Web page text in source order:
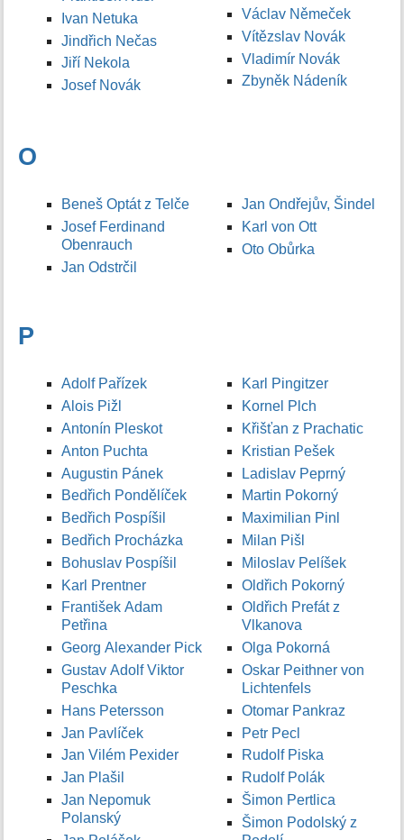
Ivan Netuka
Jindřich Nečas
Jiří Nekola
Josef Novák
Václav Němeček
Vítězslav Novák
Vladimír Novák
Zbyněk Nádeník
O
Beneš Optát z Telče
Josef Ferdinand
Obenrauch
Jan Odstrčil
Jan Ondřejův, Šindel
Karl von Ott
Oto Obůrka
P
Adolf Pařízek
Alois Pižl
Antonín Pleskot
Anton Puchta
Augustin Pánek
Bedřich Pondělíček
Bedřich Pospíšil
Bedřich Procházka
Bohuslav Pospíšil
Karl Prentner
František Adam
Petřina
Georg Alexander Pick
Gustav Adolf Viktor
Peschka
Hans Petersson
Jan Pavlíček
Jan Vilém Pexider
Jan Plašil
Jan Nepomuk
Polanský
Karl Pingitzer
Kornel Plch
Křišťan z Prachatic
Kristian Pešek
Ladislav Peprný
Martin Pokorný
Maximilian Pinl
Milan Pišl
Miloslav Pelíšek
Oldřich Pokorný
Oldřich Prefát z
Vlkanova
Olga Pokorná
Oskar Peithner von
Lichtenfels
Otomar Pankraz
Petr Pecl
Rudolf Piska
Rudolf Polák
Šimon Pertlica
Šimon Podolský z